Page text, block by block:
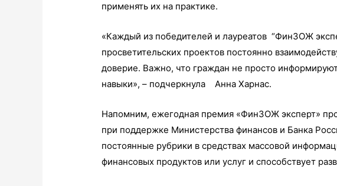
применять их на практике.
«Каждый из победителей и лауреатов “ФинЗОЖ
просветительских проектов постоянно
доверие. Важно, что граждан не просто
навыки», – подчеркнула Анна Харнас.
Напомним, ежегодная премия «ФинЗОЖ эксперт»
при поддержке Министерства финансов и Банка
постоянные рубрики в средствах массовой
финансовых продуктов или услуг и способствует